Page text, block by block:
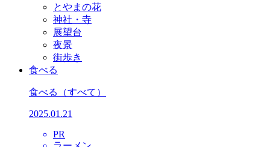
とやまの花
神社・寺
展望台
夜景
街歩き
食べる
食べる （すべて）
2025.01.21
PR